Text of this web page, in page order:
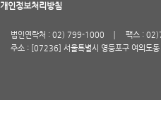
개인정보처리방침
법인연락처 : 02) 799-1000
팩스 :
주소 : [07236] 서울특별시 영등포구 여의도